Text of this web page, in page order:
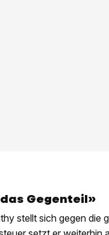
Gegenteil»
stellt sich gegen die